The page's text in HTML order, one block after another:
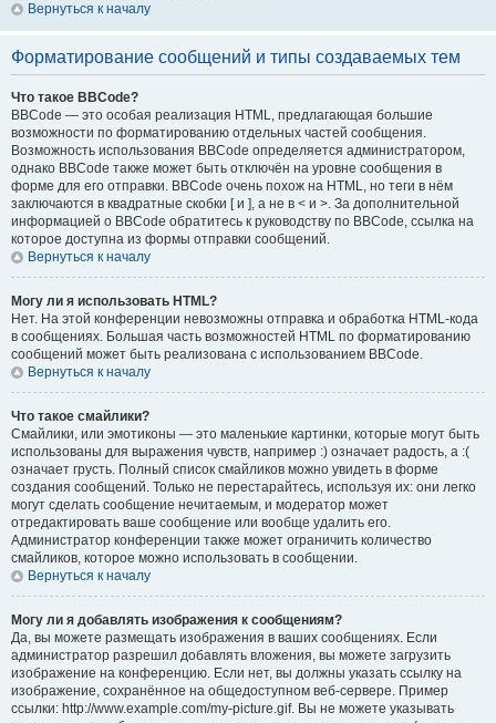
Вернуться к началу
Форматирование сообщений и типы создаваемых тем
Что такое BBCode?
BBCode — это особая реализация HTML, предлагающая большие
возможности по форматированию отдельных частей сообщения.
Возможность использования BBCode определяется администратором,
однако BBCode также может быть отключён на уровне сообщения в
форме для его отправки. BBCode очень похож на HTML, но теги в нём
заключаются в квадратные скобки [ и ], а не в < и >. За дополнительной
информацией о BBCode обратитесь к руководству по BBCode, ссылка на
которое доступна из формы отправки сообщений.
Вернуться к началу
Могу ли я использовать HTML?
Нет. На этой конференции невозможны отправка и обработка HTML-кода
в сообщениях. Большая часть возможностей HTML по форматированию
сообщений может быть реализована с использованием BBCode.
Вернуться к началу
Что такое смайлики?
Смайлики, или эмотиконы — это маленькие картинки, которые могут быть
использованы для выражения чувств, например :) означает радость, а :(
означает грусть. Полный список смайликов можно увидеть в форме
создания сообщений. Только не перестарайтесь, используя их: они легко
могут сделать сообщение нечитаемым, и модератор может
отредактировать ваше сообщение или вообще удалить его.
Администратор конференции также может ограничить количество
смайликов, которое можно использовать в сообщении.
Вернуться к началу
Могу ли я добавлять изображения к сообщениям?
Да, вы можете размещать изображения в ваших сообщениях. Если
администратор разрешил добавлять вложения, вы можете загрузить
изображение на конференцию. Если нет, вы должны указать ссылку на
изображение, сохранённое на общедоступном веб-сервере. Пример
ссылки: http://www.example.com/my-picture.gif. Вы не можете указывать